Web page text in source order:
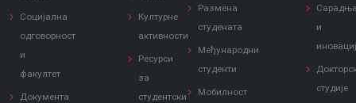
Социјална
одговорност
и
факултет
Документа
Културне
активности
Ресурси
за
студентски
Размена
студената
Међународни
студенти
Мобилност
и
студије